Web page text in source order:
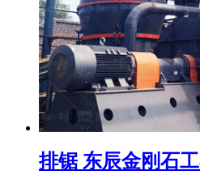
排锯 东辰金刚石